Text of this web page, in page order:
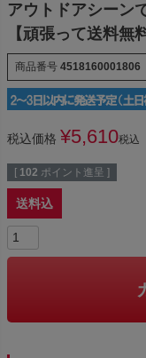
アウトドアシーン
【頑張って送料無
商品番号 4518160001806
税込価格 ¥5,610税込
[ 102 ポイント進呈 ]
送料込